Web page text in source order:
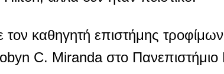
καθηγητή επιστήμης
C. Miranda στο